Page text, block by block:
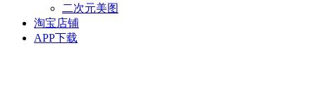
二次元美图
淘宝店铺
APP下载